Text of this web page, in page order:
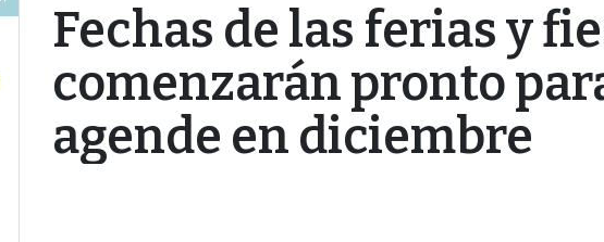
Fechas de las ferias y
comenzarán pronto
agende en diciembre